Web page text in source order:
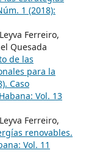
1 (2018):
Ferreiro,
Quesada
de las
para la
Caso
Vol. 13
Ferreiro,
renovables.
Vol. 11